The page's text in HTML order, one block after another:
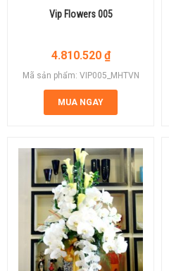
Vip Flowers 005
4.810.520 ₫
Mã sản phẩm: VIP005_MHTVN
MUA NGAY